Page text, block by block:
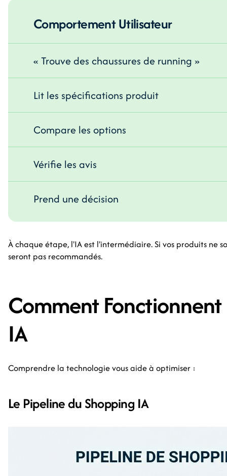
Comportement Utilisateur
« Trouve des chaussures de running »
Lit les spécifications produit
Compare les options
Vérifie les avis
Prend une décision
À chaque étape, l'IA est l'intermédiaire. Si vos produits ne
seront pas recommandés.
Comment
IA
Comprendre la technologie vous aide à optimiser :
Le Pipeline du Shopping IA